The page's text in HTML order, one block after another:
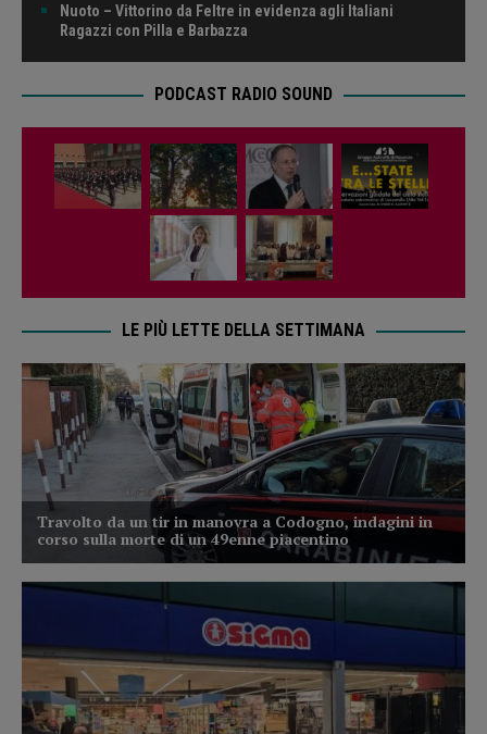
Nuoto – Vittorino da Feltre in evidenza agli Italiani
Ragazzi con Pilla e Barbazza
PODCAST RADIO SOUND
LE PIÙ LETTE DELLA SETTIMANA